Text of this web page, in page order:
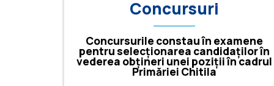
Concursuri
Concursurile constau în examene
pentru selecționarea candidaților în
vederea obțineri unei poziții în cadrul
Primăriei Chitila